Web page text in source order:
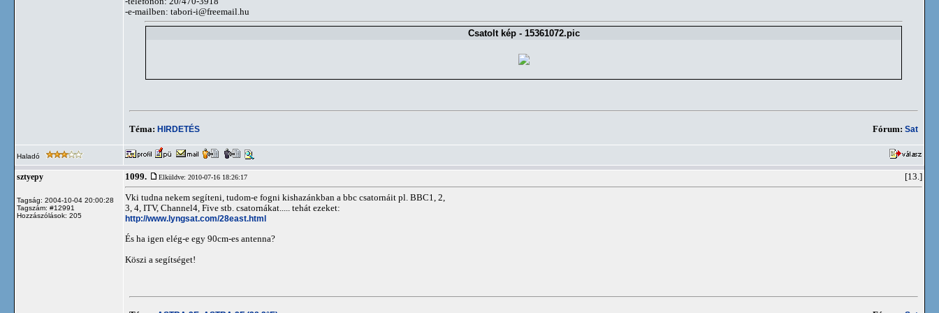
-e-mailben: tabori-i@freemail.hu
Csatolt kép - 15361072.pic
Téma: HIRDETÉS Fórum: Sat
Haladó
sztyepy
Tagság: 2004-10-04 20:00:28
Tagszám: #12991
Hozzászólások: 205
1099. Elküldve: 2010-07-16 18:26:17 [13.]
Vki tudna nekem segíteni, tudom-e fogni kishazánkban a bbc csatornáit pl. BBC1, 2,
3, 4, ITV, Channel4, Five stb. csatornákat..... tehát ezeket:
http://www.lyngsat.com/28east.html
És ha igen elég-e egy 90cm-es antenna?
Köszi a segítséget!